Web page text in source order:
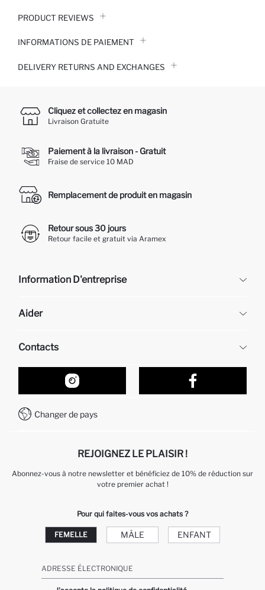
PRODUCT REVIEWS
INFORMATIONS DE PAIEMENT
DELIVERY RETURNS AND EXCHANGES
Cliquez et collectez en magasin
Livraison Gratuite
Paiement à la livraison - Gratuit
Fraise de service 10 MAD
Remplacement de produit en magasin
Retour sous 30 jours
Retour facile et gratuit via Aramex
Information D'entreprise
À propos de nous
Aider
Retour et changement
Suivi de la Commande
Comment acheter sur DeFacto ?
Comment payer sur DeFacto?
Contacts
Nos Magasins
Formulaire de contact
Service Client +212 525 076 633
Changer de pays
REJOIGNEZ LE PLAISIR !
Abonnez-vous à notre newsletter et bénéficiez de 10% de réduction sur
votre premier achat !
Pour qui faites-vous vos achats ?
FEMELLE MÂLE ENFANT
ADRESSE ÉLECTRONIQUE